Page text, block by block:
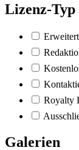
Lizenz-Typ
Royalty
Galerien